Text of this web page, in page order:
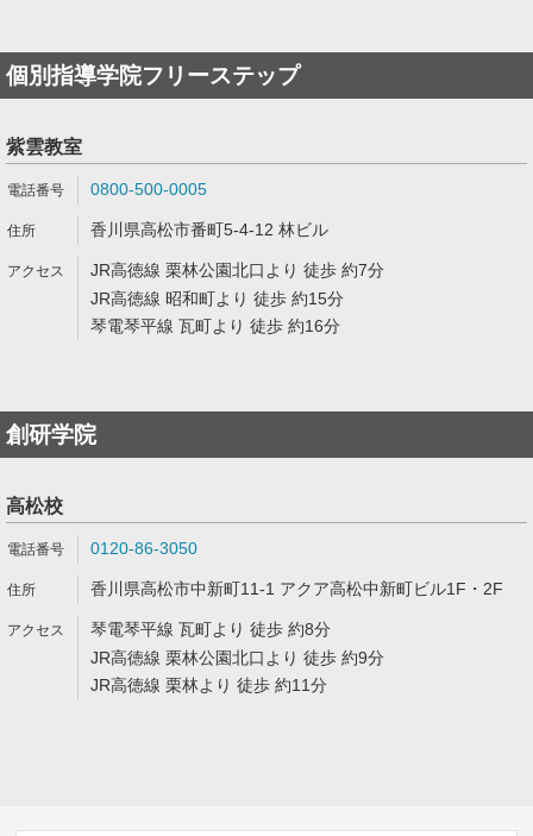
個別指導学院フリーステップ
紫雲教室
0800-500-0005
香川県高松市番町5-4-12 林ビル
JR高徳線 栗林公園北口より 徒歩 約7分
JR高徳線 昭和町より 徒歩 約15分
琴電琴平線 瓦町より 徒歩 約16分
創研学院
高松校
0120-86-3050
香川県高松市中新町11-1 アクア高松中新町ビル1F・2F
琴電琴平線 瓦町より 徒歩 約8分
JR高徳線 栗林公園北口より 徒歩 約9分
JR高徳線 栗林より 徒歩 約11分